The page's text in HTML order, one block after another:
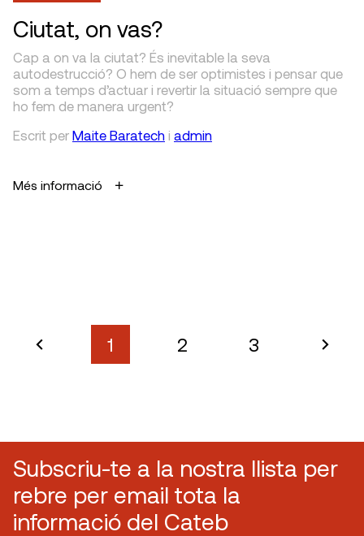
Ciutat, on vas?
Cap a on va la ciutat? És ine­vitable la seva
autodestruc­ció? O hem de ser optimistes i pensar que
som a temps d’actuar i revertir la situació sempre que
ho fem de manera urgent?
Escrit per Maite Baratech i admin
Més informació
1 2 3
Subscriu-te a la nostra llista per
rebre per email tota la
informació del Cateb